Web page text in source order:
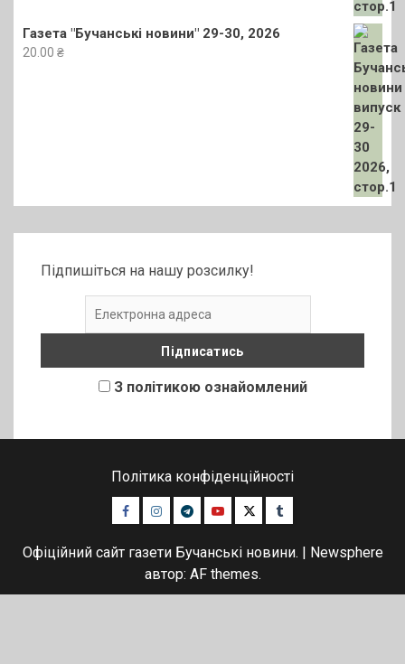
Газета "Бучанські новини" 29-30, 2026
20.00 ₴
Підпишіться на нашу розсилку!
З політикою ознайомлений
Політика конфіденційності
Facebook
Instagram
TelegramYoutubeTwitterTumblr
Офіційний сайт газети Бучанські новини.
Newsphere
автор: AF themes.